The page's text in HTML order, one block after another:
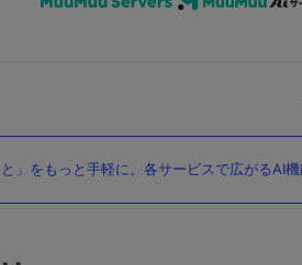
」をもっと手軽に。各サービスで広がるAI